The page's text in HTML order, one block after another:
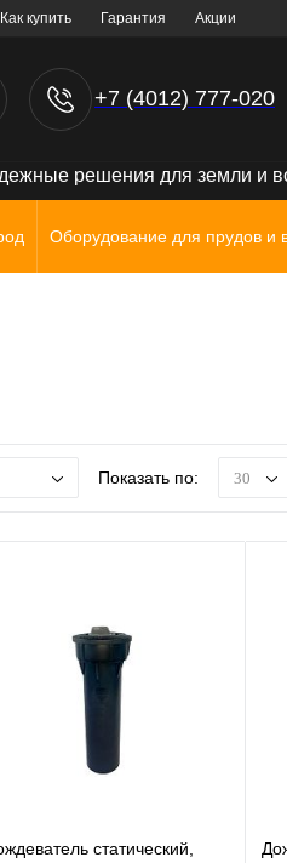
Как купить Гарантия Акции
+7 (4012) 777-020
решения для земли и
Оборудование для прудов и
Показать по: 30
статический,